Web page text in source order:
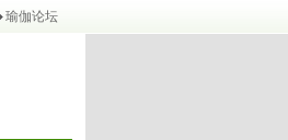
瑜伽论坛